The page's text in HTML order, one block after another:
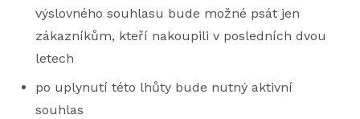
výslovného souhlasu bude možné psát jen
zákazníkům, kteří nakoupili v posledních dvou
letech
po uplynutí této lhůty bude nutný aktivní
souhlas